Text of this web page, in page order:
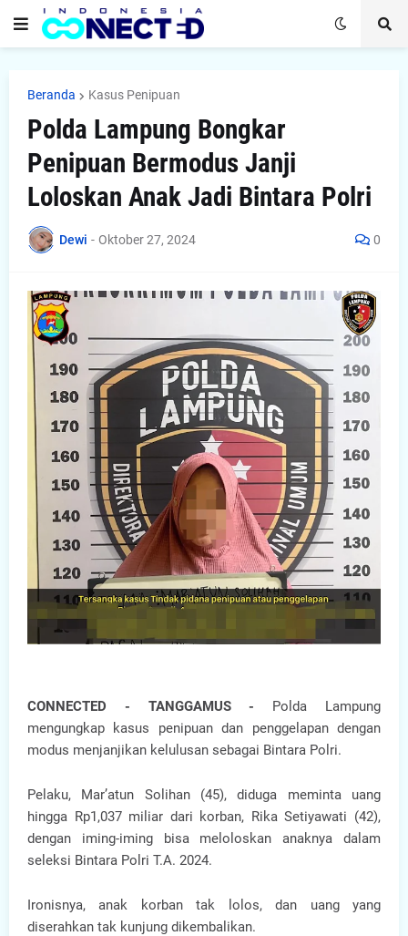
Beranda Kasus Penipuan
Polda Lampung Bongkar
Penipuan Bermodus Janji
Loloskan Anak Jadi Bintara Polri
Dewi - Oktober 27, 2024 0
CONNECTED - TANGGAMUS - Polda Lampung
mengungkap kasus penipuan dan penggelapan dengan
modus menjanjikan kelulusan sebagai Bintara Polri.
Pelaku, Mar’atun Solihan (45), diduga meminta uang
hingga Rp1,037 miliar dari korban, Rika Setiyawati (42),
dengan iming-iming bisa meloloskan anaknya dalam
seleksi Bintara Polri T.A. 2024.
Ironisnya, anak korban tak lolos, dan uang yang
diserahkan tak kunjung dikembalikan.